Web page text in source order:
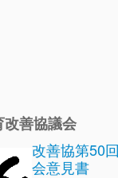
改善協議会
改善協第50
会意見書